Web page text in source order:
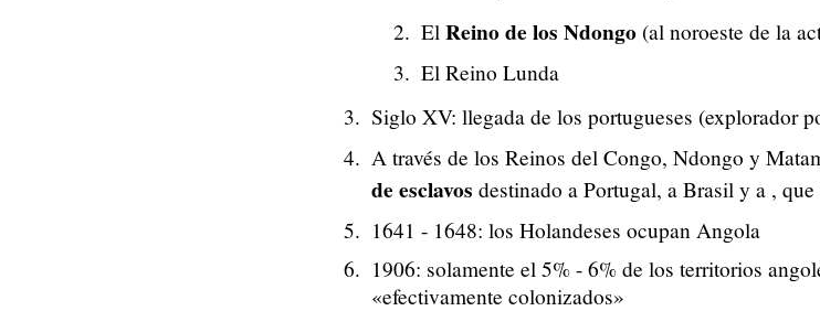
El Reino de los Ndongo (al noroeste de la
El Reino Lunda
Siglo XV: llegada de los portugueses (explorador
A través de los Reinos del Congo, Ndongo y
de esclavos destinado a Portugal, a Brasil y a ,
1641 - 1648: los Holandeses ocupan Angola
1906: solamente el 5% - 6% de los territorios
«efectivamente colonizados»